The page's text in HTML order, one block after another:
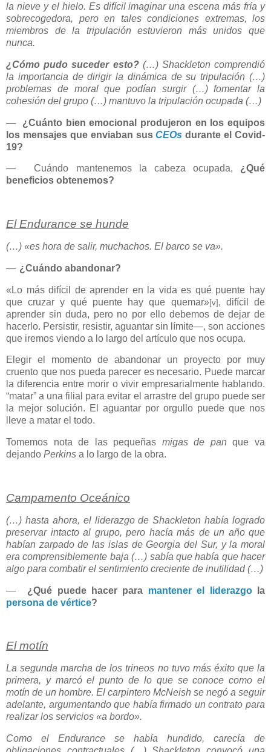
la nieve y el hielo. Es difícil imaginar una escena más fría y
sobrecogedora, pero en tales condiciones extremas, los
miembros de la tripulación estuvieron más unidos que
nunca.
¿Cómo pudo suceder esto?(…) Shackleton comprendió
la importancia de dirigir la dinámica de su tripulación (…)
problemas de moral que podían surgir (…) fomentar la
cohesión del grupo (…) mantuvo la tripulación ocupada (…)
—
¿Cuánto bien emocional produjeron en los equipos
los mensajes que enviaban susCEOs durante el Covid-
19?
— Cuándo mantenemos la cabeza ocupada, ¿Qué
beneficios obtenemos?
El Endurance se hunde
(…) «es hora de salir, muchachos. El barco se va».
— ¿Cuándo abandonar?
«Lo más difícil de aprender en la vida es qué puente hay
que cruzar y qué puente hay que quemar»[v], difícil de
aprender sin duda, pero no por ello debemos de dejar de
hacerlo. Persistir, resistir, aguantar sin límite—, son acciones
que iremos viendo a lo largo del artículo que nos ocupa.
Elegir el momento de abandonar un proyecto por muy
cruento que nos pueda parecer es necesario. Puede marcar
la diferencia entre morir o vivir empresarialmente hablando.
“matar” a una filial para evitar el arrastre del grupo puede ser
la mejor solución. El aguantar por orgullo puede que nos
lleve a matar el todo.
Tomemos nota de las pequeñas migas de pan que va
dejando Perkins a lo largo de la obra.
Campamento Oceánico
(…) hasta ahora, el liderazgo de Shackleton había logrado
preservar intacto al grupo, pero hacía más de un año que
habían zarpado de las islas de Georgia del Sur, y la moral
era comprensiblemente baja (…) sabía que había que hacer
algo para combatir el sentimiento creciente de inutilidad (…)
— ¿Qué puede hacer para mantener el liderazgola
persona de vértice?
El motín
La segunda marcha de los trineos no tuvo más éxito que la
primera, y marcó el punto de lo que se conoce como el
motín de un hombre. El carpintero McNeish se negó a seguir
adelante, argumentando que había firmado un contrato para
realizar los servicios «a bordo».
Como el Endurance se había hundido, carecía de